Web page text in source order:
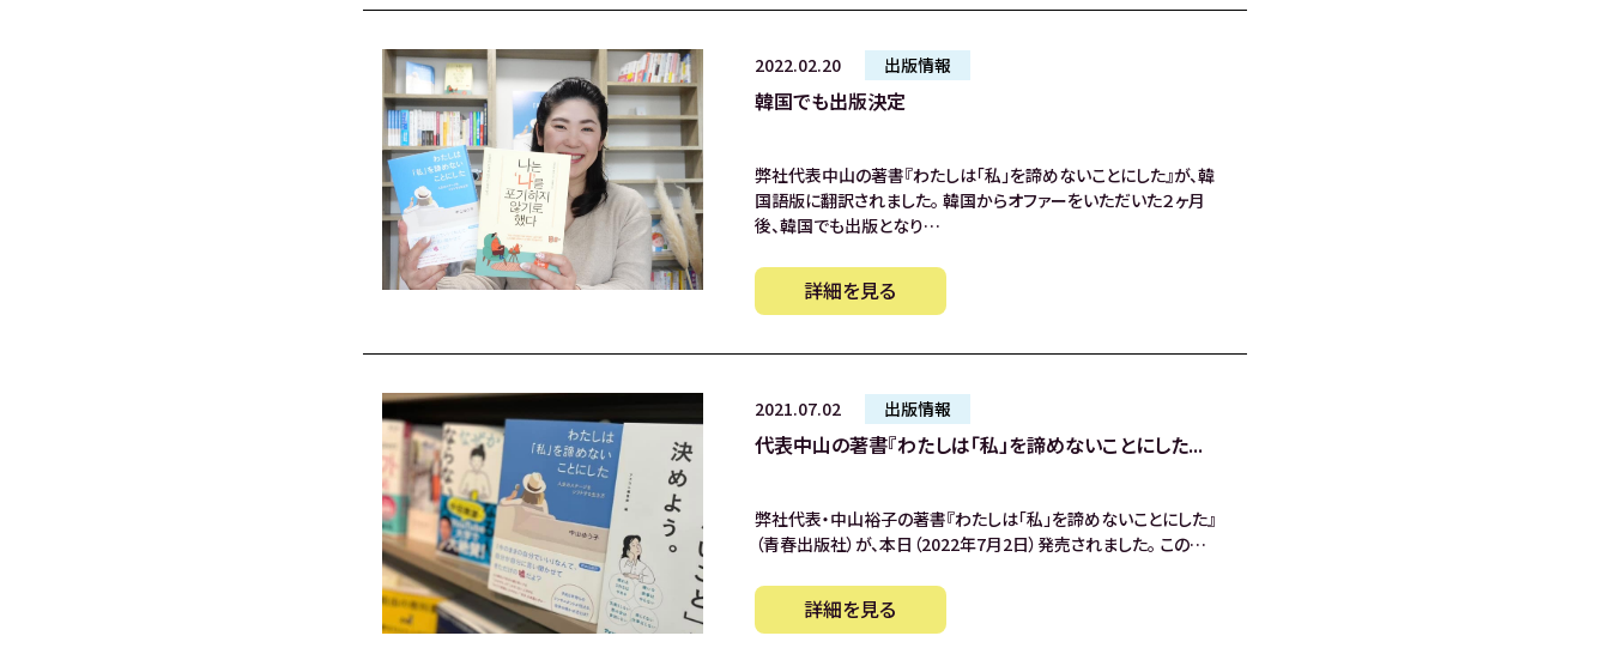
2022.02.20 出版情報
韓国でも出版決定
弊社代表中山の著書『わたしは「私」を諦めないことにした』が、韓
国語版に翻訳されました。 韓国からオファーをいただいた２ヶ月
後、韓国でも出版となり…
詳細を見る
2021.07.02 出版情報
代表中山の著書『わたしは「私」を諦めないことにした...
弊社代表・中山裕子の著書『わたしは「私」を諦めないことにした』
（青春出版社）が、本日（2022年7月2日）発売されました。 この…
詳細を見る